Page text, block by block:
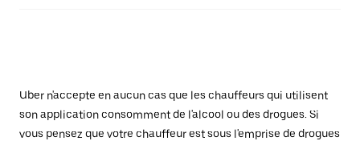
Uber n'accepte en aucun cas que les chauffeurs qui utilisent
son application consomment de l'alcool ou des drogues. Si
vous pensez que votre chauffeur est sous l'emprise de drogues